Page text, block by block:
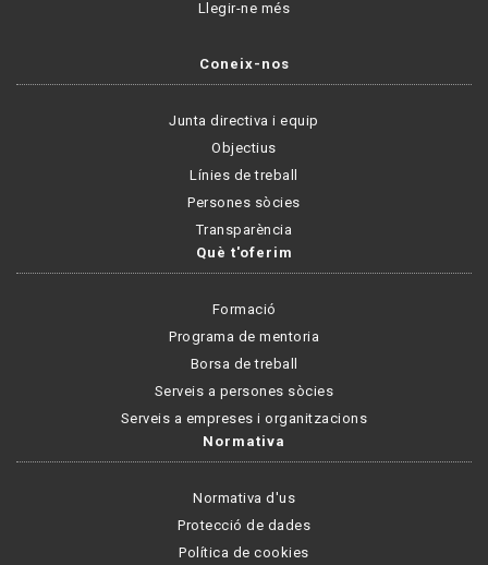
Llegir-ne més
Coneix-nos
Junta directiva i equip
Objectius
Línies de treball
Persones sòcies
Transparència
Què t'oferim
Formació
Programa de mentoria
Borsa de treball
Serveis a persones sòcies
Serveis a empreses i organitzacions
Normativa
Normativa d'us
Protecció de dades
Política de cookies